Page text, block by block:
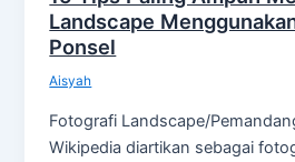
Landscape
Ponsel
Aisyah
Fotografi Landscape/
Wikipedia diartikan sebagai